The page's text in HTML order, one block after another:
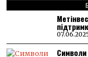
Символи